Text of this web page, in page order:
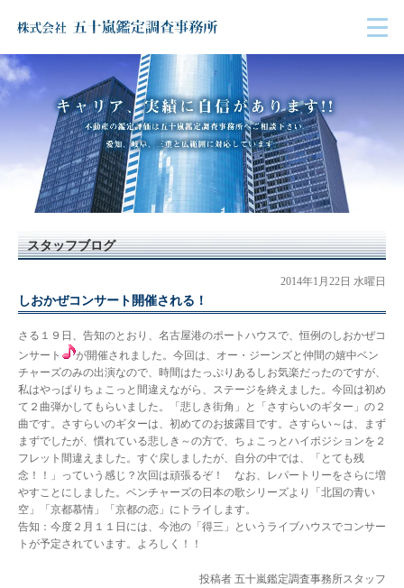
スタッフブログ
2014年1月22日 水曜日
しおかぜコンサート開催される！
さる１９日、告知のとおり、名古屋港のポートハウスで、恒例のしおかぜコ
ンサート
が開催されました。今回は、オー・ジーンズと仲間の嬉中ベン
チャーズのみの出演なので、時間はたっぷりあるしお気楽だったのですが、
私はやっぱりちょこっと間違えながら、ステージを終えました。今回は初め
て２曲弾かしてもらいました。「悲しき街角」と「さすらいのギター」の２
曲です。さすらいのギターは、初めてのお披露目です。さすらい～は、まず
まずでしたが、慣れている悲しき～の方で、ちょこっとハイポジションを２
フレット間違えました。すぐ戻しましたが、自分の中では、「とても残
念！！」っていう感じ？次回は頑張るぞ！ なお、レパートリーをさらに増
やすことにしました。ベンチャーズの日本の歌シリーズより「北国の青い
空」「京都慕情」「京都の恋」にトライします。
告知：今度２月１１日には、今池の「得三」というライブハウスでコンサー
トが予定されています。よろしく！！
投稿者 五十嵐鑑定調査事務所スタッフ